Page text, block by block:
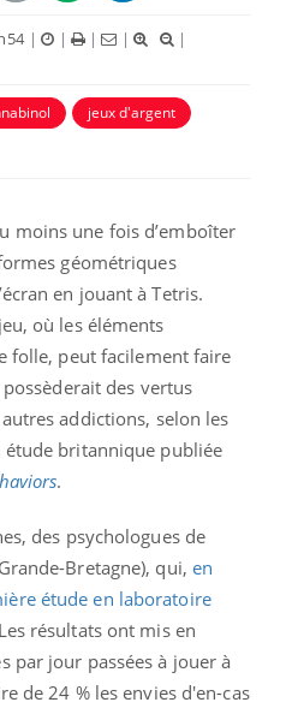
| | | |
|
jeux d'argent
moins une fois d’emboîter
géométriques
en jouant à Tetris.
où les éléments
folle, peut facilement faire
des vertus
addictions, selon les
étude britannique publiée
.
des psychologues de
Bretagne), qui, en
étude en laboratoire
Les résultats ont mis en
par jour passées à jouer à
de 24 % les envies d'en-cas